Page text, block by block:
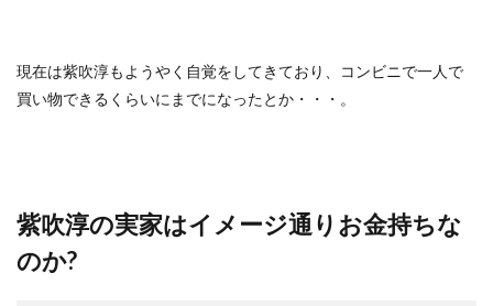
現在は紫吹淳もようやく自覚をしてきており、コンビニで一人で
買い物できるくらいにまでになったとか・・・。
紫吹淳の実家はイメージ通りお金持ちな
のか?